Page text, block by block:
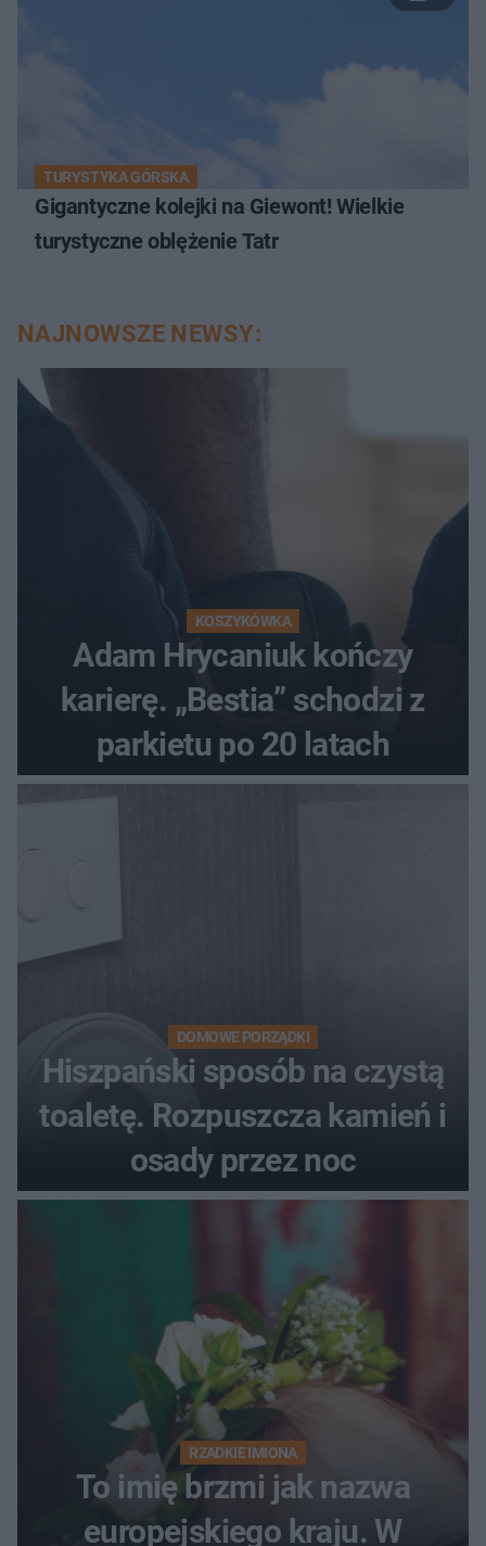
TURYSTYKA GÓRSKA
Gigantyczne kolejki na Giewont! Wielkie
turystyczne oblężenie Tatr
NAJNOWSZE NEWSY:
KOSZYKÓWKA
Adam Hrycaniuk kończy
karierę. „Bestia” schodzi z
parkietu po 20 latach
DOMOWE PORZĄDKI
Hiszpański sposób na czystą
toaletę. Rozpuszcza kamień i
osady przez noc
RZADKIE IMIONA
To imię brzmi jak nazwa
europejskiego kraju. W